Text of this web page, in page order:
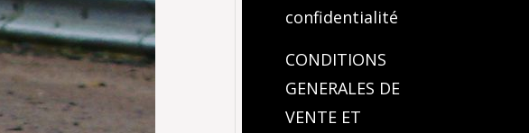
confidentialité
CONDITIONS
GENERALES DE
VENTE ET